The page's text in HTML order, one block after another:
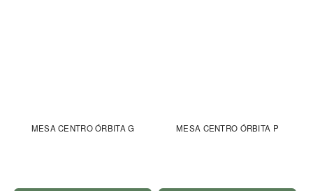
MESA CENTRO ÓRBITA G MESA CENTRO ÓRBITA P